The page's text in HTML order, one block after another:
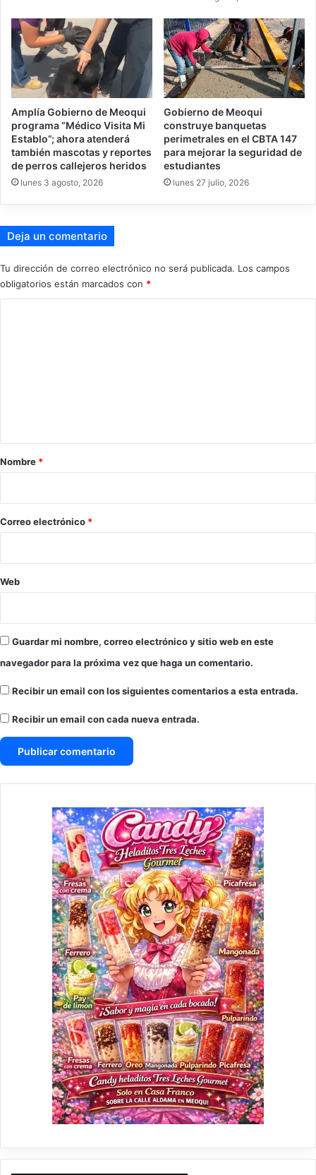
Amplía Gobierno de Meoqui
programa “Médico Visita Mi
Establo”; ahora atenderá
también mascotas y reportes
de perros callejeros heridos
lunes 3 agosto, 2026
Gobierno de Meoqui
construye banquetas
perimetrales en el CBTA 147
para mejorar la seguridad de
estudiantes
lunes 27 julio, 2026
Deja un comentario
Tu dirección de correo electrónico no será publicada. Los campos
obligatorios están marcados con *
r
*
Nombre *
Correo electrónico *
Web
Guardar mi nombre, correo electrónico y sitio web en este
navegador para la próxima vez que haga un comentario.
Recibir un email con los siguientes comentarios a esta entrada.
Recibir un email con cada nueva entrada.